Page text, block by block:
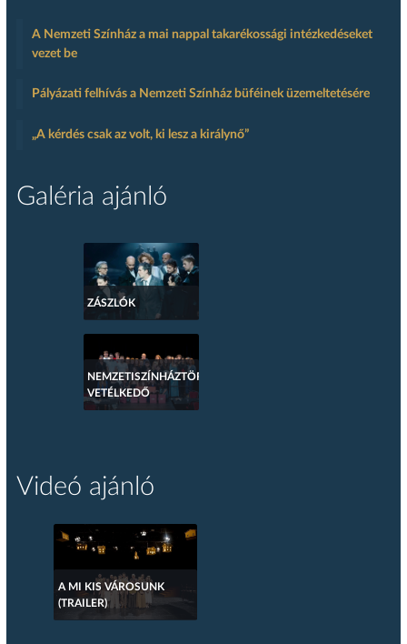
A Nemzeti Színház a mai nappal takarékossági intézkedéseket
vezet be
Pályázati felhívás a Nemzeti Színház büféinek üzemeltetésére
„A kérdés csak az volt, ki lesz a királynő”
Galéria ajánló
ZÁSZLÓK
NEMZETISZÍNHÁZTÖRTÉNETI
VETÉLKEDŐ
Videó ajánló
A MI KIS VÁROSUNK
(TRAILER)